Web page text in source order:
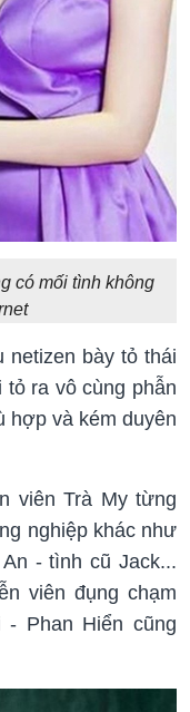
có mối tình không
netizen bày tỏ thái
ra vô cùng phẫn
hợp và kém duyên
viên Trà My từng
nghiệp khác như
- tình cũ Jack...
viên đụng chạm
- Phan Hiển cũng